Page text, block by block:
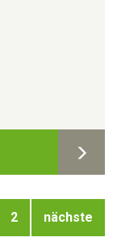
2 nächste